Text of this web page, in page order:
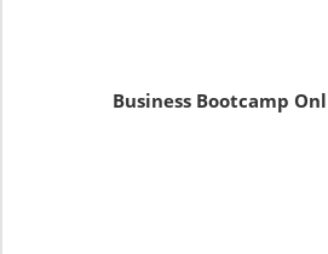
Business Bootcamp